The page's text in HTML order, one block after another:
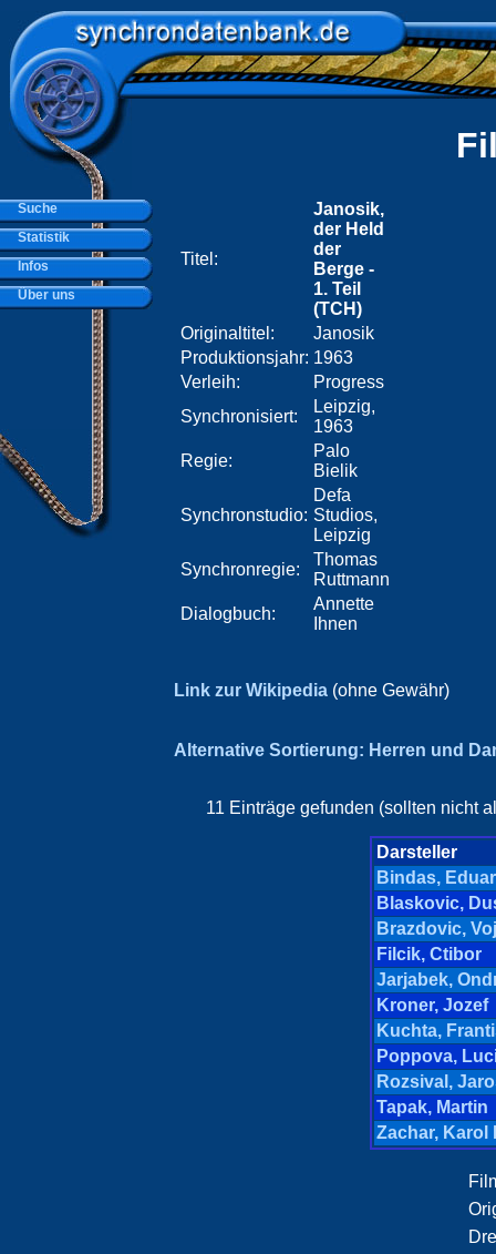
Titel:
Janosik,
der Held
der
Berge -
1. Teil
(TCH)
Originaltitel:
Janosik
Produktionsjahr: 1963
Verleih:
Progress
Synchronisiert:
Leipzig,
1963
Regie:
Palo
Bielik
Synchronstudio:
Defa
Studios,
Leipzig
Synchronregie:
Thomas
Ruttmann
Dialogbuch:
Annette
Ihnen
Link zur Wikipedia (ohne Gewähr)
Alternative Sortierung: Herren und
11 Einträge gefunden (sollten nicht
Darsteller
Bindas,
Blaskovic,
Brazdovic,
Filcik, Ctibor
Jarjabek,
Kroner, Jozef
Kuchta,
Poppova,
Rozsival,
Tapak, Martin
Zachar, Karol
Suche
Statistik
Infos
Über uns